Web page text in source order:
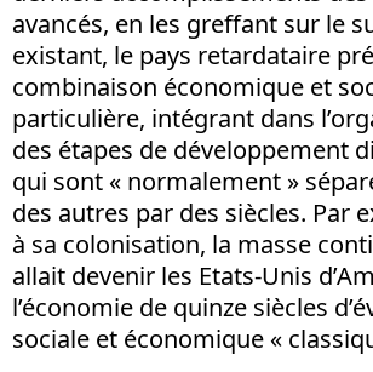
avancés, en les greffant sur le
existant, le pays retardataire
combinaison économique et
particulière, intégrant dans
des étapes de développement
qui sont « normalement »
des autres par des siècles. Par
à sa colonisation, la masse
allait devenir les Etats-Unis
l’économie de quinze siècles
sociale et économique «